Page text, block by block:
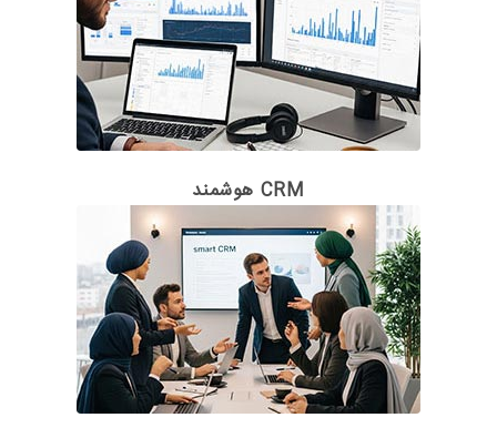
CRM هوشمند